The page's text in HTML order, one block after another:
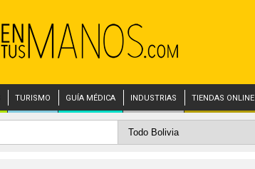
TURISMO GUÍA MÉDICA INDUSTRIAS TIENDAS ONLINE